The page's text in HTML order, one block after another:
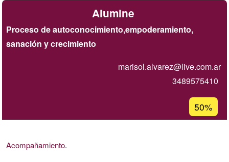
navigation
Alumine
Proceso de autoconocimiento,empoderamiento,
sanación y crecimiento
marisol.alvarez@live.com.ar
3489575410
de
50%
Acompañamiento.